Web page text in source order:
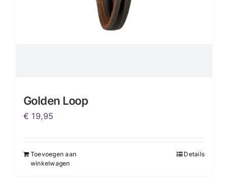
Golden Loop
€ 19,95
Toevoegen aan
winkelwagen
Details